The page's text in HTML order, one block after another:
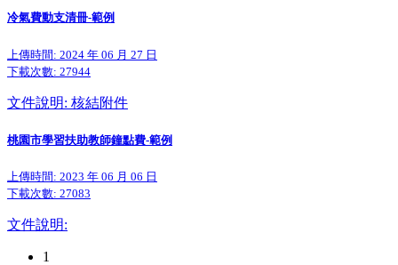
冷氣費動支清冊-範例
上傳時間: 2024 年 06 月 27 日
下載次數: 27944
文件說明: 核結附件
桃園市學習扶助教師鐘點費-範例
上傳時間: 2023 年 06 月 06 日
下載次數: 27083
文件說明:
1